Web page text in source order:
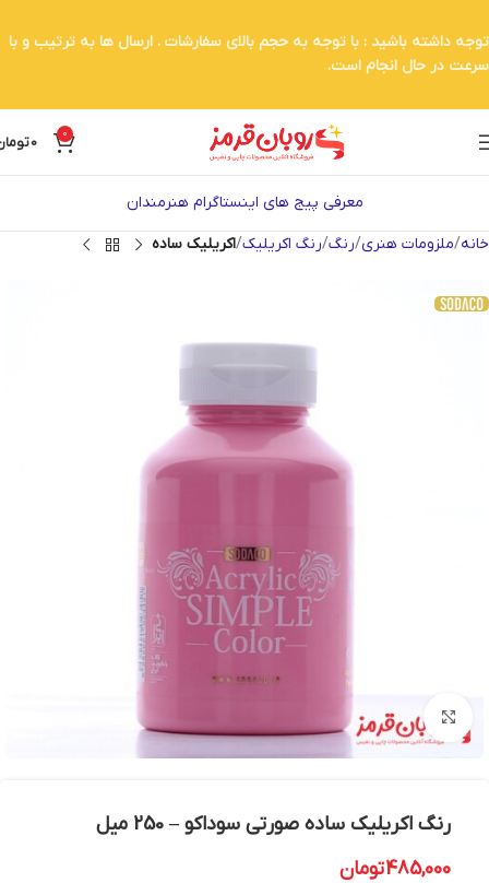
0
0
معرفی پیج های اینستاگرام هنرمندان
خانه ملزومات هنری رنگ رنگ اکریلیک اکریلیک ساده
بزرگنمایی تصویر
رنگ اکریلیک ساده صورتی سوداکو – 250 میل
485,000تومان
توجه داشته باشید : با توجه به حجم بالای سفارشات . ارسال ها به ترتیب و با
سرعت در حال انجام است.